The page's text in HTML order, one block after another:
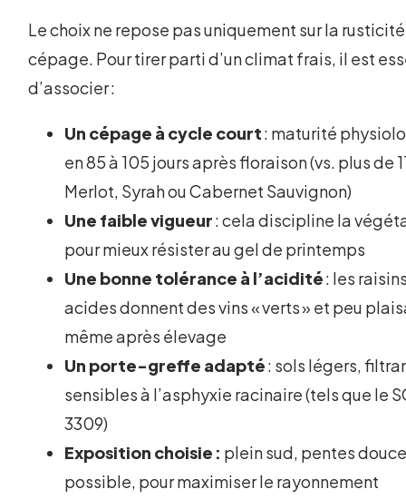
Le choix ne repose pas uniquement sur la rusticité
cépage. Pour tirer parti d’un climat frais, il est
d’associer :
Un cépage à cycle court: maturité
en 85 à 105 jours après floraison (vs. plus de
Merlot, Syrah ou Cabernet Sauvignon)
Une faible vigueur: cela discipline la
pour mieux résister au gel de printemps
Une bonne tolérance à l’acidité: les
acides donnent des vins « verts » et peu
même après élevage
Un porte-greffe adapté: sols légers,
sensibles à l’asphyxie racinaire (tels que le
3309)
Exposition choisie : plein sud, pentes
possible, pour maximiser le rayonnement